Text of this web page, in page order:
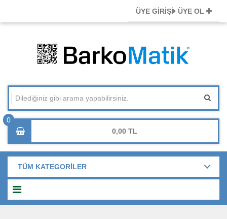
ÜYE GİRİŞİ ÜYE OL
0,00
TÜM KATEGORİLER